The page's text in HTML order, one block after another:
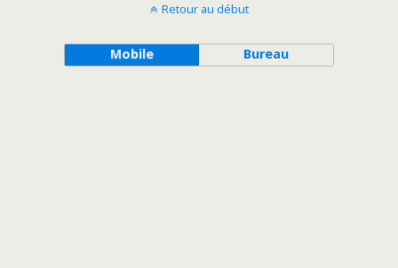
Retour au début
Mobile Bureau